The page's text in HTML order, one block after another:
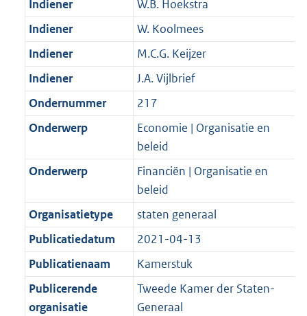
Indiener
W.B. Hoekstra
Indiener
W. Koolmees
Indiener
M.C.G. Keijzer
Indiener
J.A. Vijlbrief
Ondernummer
217
Onderwerp
Economie | Organisatie en
beleid
Onderwerp
Financiën | Organisatie en
beleid
Organisatietype
staten generaal
Publicatiedatum
2021-04-13
Publicatienaam
Kamerstuk
Publicerende
organisatie
Tweede Kamer der Staten-
Generaal